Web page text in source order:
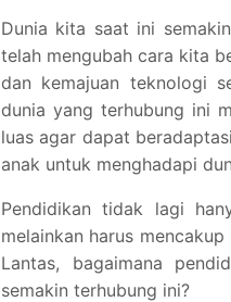
Dunia kita saat ini
telah mengubah cara kita
dan kemajuan teknologi
dunia yang terhubung ini
luas agar dapat
anak untuk menghadapi
Pendidikan tidak lagi
melainkan harus
Lantas, bagaimana
semakin terhubung ini?